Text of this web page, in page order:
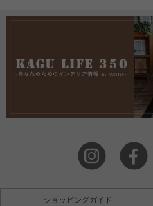
ショッピングガイド